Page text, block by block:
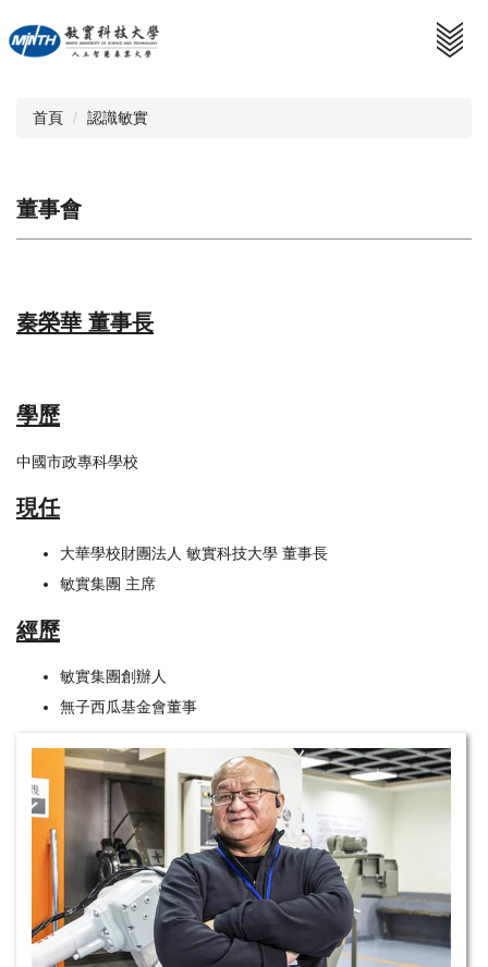
到
主
首頁 認識敏實
董事會
秦榮華 董事長
學歷
中國市政專科學校
現任
大華學校財團法人 敏實科技大學 董事長
敏實集團 主席
經歷
敏實集團創辦人
無子西瓜基金會董事